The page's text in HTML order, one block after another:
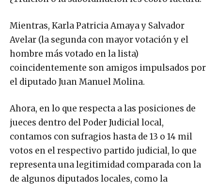
Mientras, Karla Patricia Amaya y Salvador
Avelar (la segunda con mayor votación y el
hombre más votado en la lista)
coincidentemente son amigos impulsados por
el diputado Juan Manuel Molina.
Ahora, en lo que respecta a las posiciones de
jueces dentro del Poder Judicial local,
contamos con sufragios hasta de 13 o 14 mil
votos en el respectivo partido judicial, lo que
representa una legitimidad comparada con la
de algunos diputados locales, como la